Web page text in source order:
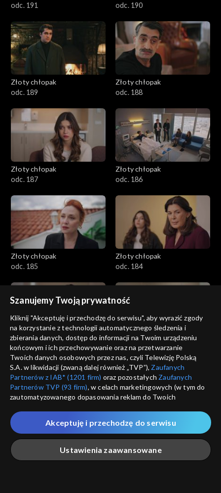
odc. 191
odc. 190
Złoty chłopak
odc. 189
Złoty chłopak
odc. 188
Złoty chłopak
odc. 187
Złoty chłopak
odc. 186
Złoty chłopak
odc. 185
Złoty chłopak
odc. 184
Złoty chłopak
odc. 183
Złoty chłopak
odc. 182
Złoty chłopak
odc. 181
Złoty chłopak
odc. 180
Szanujemy Twoją prywatność
Kliknij "Akceptuję i przechodzę do serwisu", aby wyrazić zgody
na korzystanie z technologii automatycznego śledzenia i
zbierania danych, dostęp do informacji na Twoim urządzeniu
końcowym i ich przechowywanie oraz na przetwarzanie
Twoich danych osobowych przez nas, czyli Telewizję Polską
S.A. w likwidacji (zwaną dalej również „TVP”), Zaufanych
Partnerów z IAB* (1201 firm) oraz pozostałych Zaufanych
Partnerów TVP (93 firm), w celach marketingowych (w tym do
zautomatyzowanego dopasowania reklam do Twoich
które wskazujemy poniżej, a także zgody na udostępnianie
przez nas identyfikatora PPID do Google.
Twoje dane osobowe zbierane podczas odwiedzania przez
Ciebie naszych
poszczególnych serwisówzwanych dalej
„Portalem”, w tym informacje zapisywane za pomocą
Ustawienia zaawansowane
Akceptuję i przechodzę do serwisu